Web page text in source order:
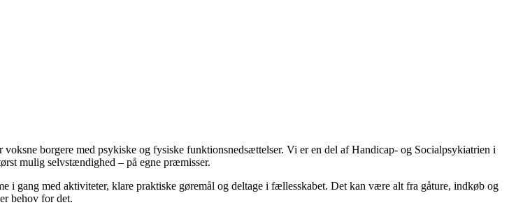
borgere med psykiske og fysiske funktionsnedsættelser. Vi er en del af Handicap- og Socialpsykiatrien i
mulig selvstændighed – på egne præmisser.
i gang med aktiviteter, klare praktiske gøremål og deltage i fællesskabet. Det kan være alt fra gåture, indkøb og
behov for det.